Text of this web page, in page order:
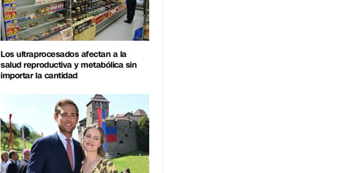
Los ultraprocesados afectan a la
salud reproductiva y metabólica sin
importar la cantidad